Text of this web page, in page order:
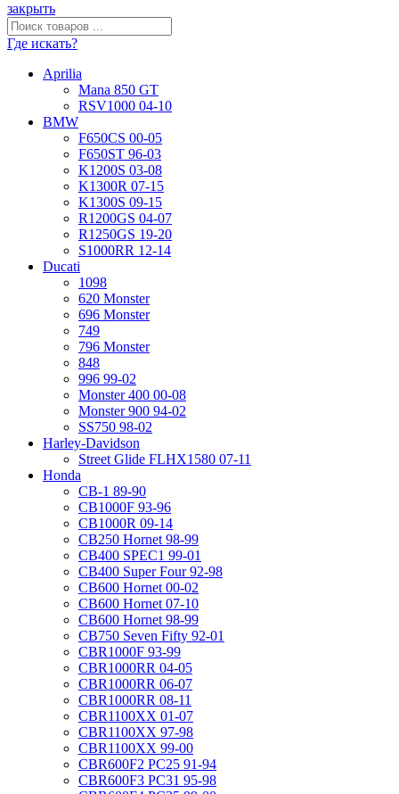
закрыть
Где искать?
Aprilia
Mana 850 GT
RSV1000 04-10
BMW
F650CS 00-05
F650ST 96-03
K1200S 03-08
K1300R 07-15
K1300S 09-15
R1200GS 04-07
R1250GS 19-20
S1000RR 12-14
Ducati
1098
620 Monster
696 Monster
749
796 Monster
848
996 99-02
Monster 400 00-08
Monster 900 94-02
SS750 98-02
Harley-Davidson
Street Glide FLHX1580 07-11
Honda
CB-1 89-90
CB1000F 93-96
CB1000R 09-14
CB250 Hornet 98-99
CB400 SPEC1 99-01
CB400 Super Four 92-98
CB600 Hornet 00-02
CB600 Hornet 07-10
CB600 Hornet 98-99
CB750 Seven Fifty 92-01
CBR1000F 93-99
CBR1000RR 04-05
CBR1000RR 06-07
CBR1000RR 08-11
CBR1100XX 01-07
CBR1100XX 97-98
CBR1100XX 99-00
CBR600F2 PC25 91-94
CBR600F3 PC31 95-98